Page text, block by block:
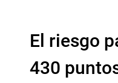
El riesgo
430